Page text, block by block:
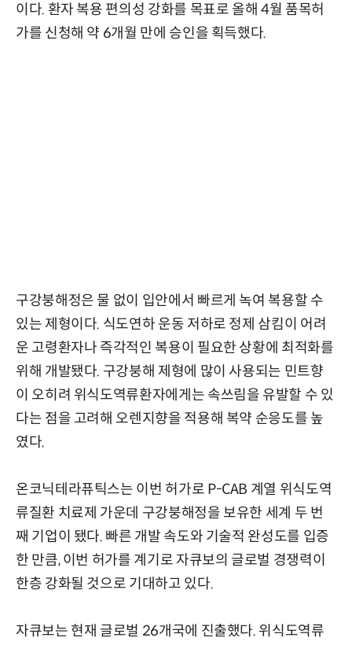
이다. 환자 복용 편의성 강화를 목표로 올해 4월 품목허
가를 신청해 약 6개월 만에 승인을 획득했다.
구강붕해정은 물 없이 입안에서 빠르게 녹여 복용할 수
있는 제형이다. 식도연하 운동 저하로 정제 삼킴이 어려
운 고령환자나 즉각적인 복용이 필요한 상황에 최적화를
위해 개발됐다. 구강붕해 제형에 많이 사용되는 민트향
이 오히려 위식도역류환자에게는 속쓰림을 유발할 수 있
다는 점을 고려해 오렌지향을 적용해 복약 순응도를 높
였다.
온코닉테라퓨틱스는 이번 허가로 P-CAB 계열 위식도역
류질환 치료제 가운데 구강붕해정을 보유한 세계 두 번
째 기업이 됐다. 빠른 개발 속도와 기술적 완성도를 입증
한 만큼, 이번 허가를 계기로 자큐보의 글로벌 경쟁력이
한층 강화될 것으로 기대하고 있다.
자큐보는 현재 글로벌 26개국에 진출했다. 위식도역류